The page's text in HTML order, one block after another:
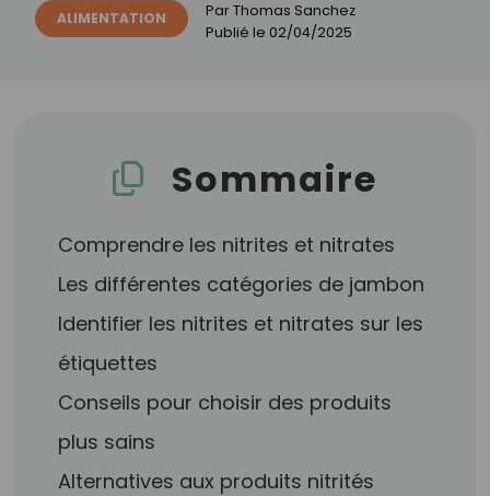
ALIMENTATION ParThomas Sanchez
Publié le 02/04/2025
Sommaire
Comprendre les nitrites et nitrates
Les différentes catégories de jambon
Identifier les nitrites et nitrates sur les
étiquettes
Conseils pour choisir des produits
plus sains
Alternatives aux produits nitrités